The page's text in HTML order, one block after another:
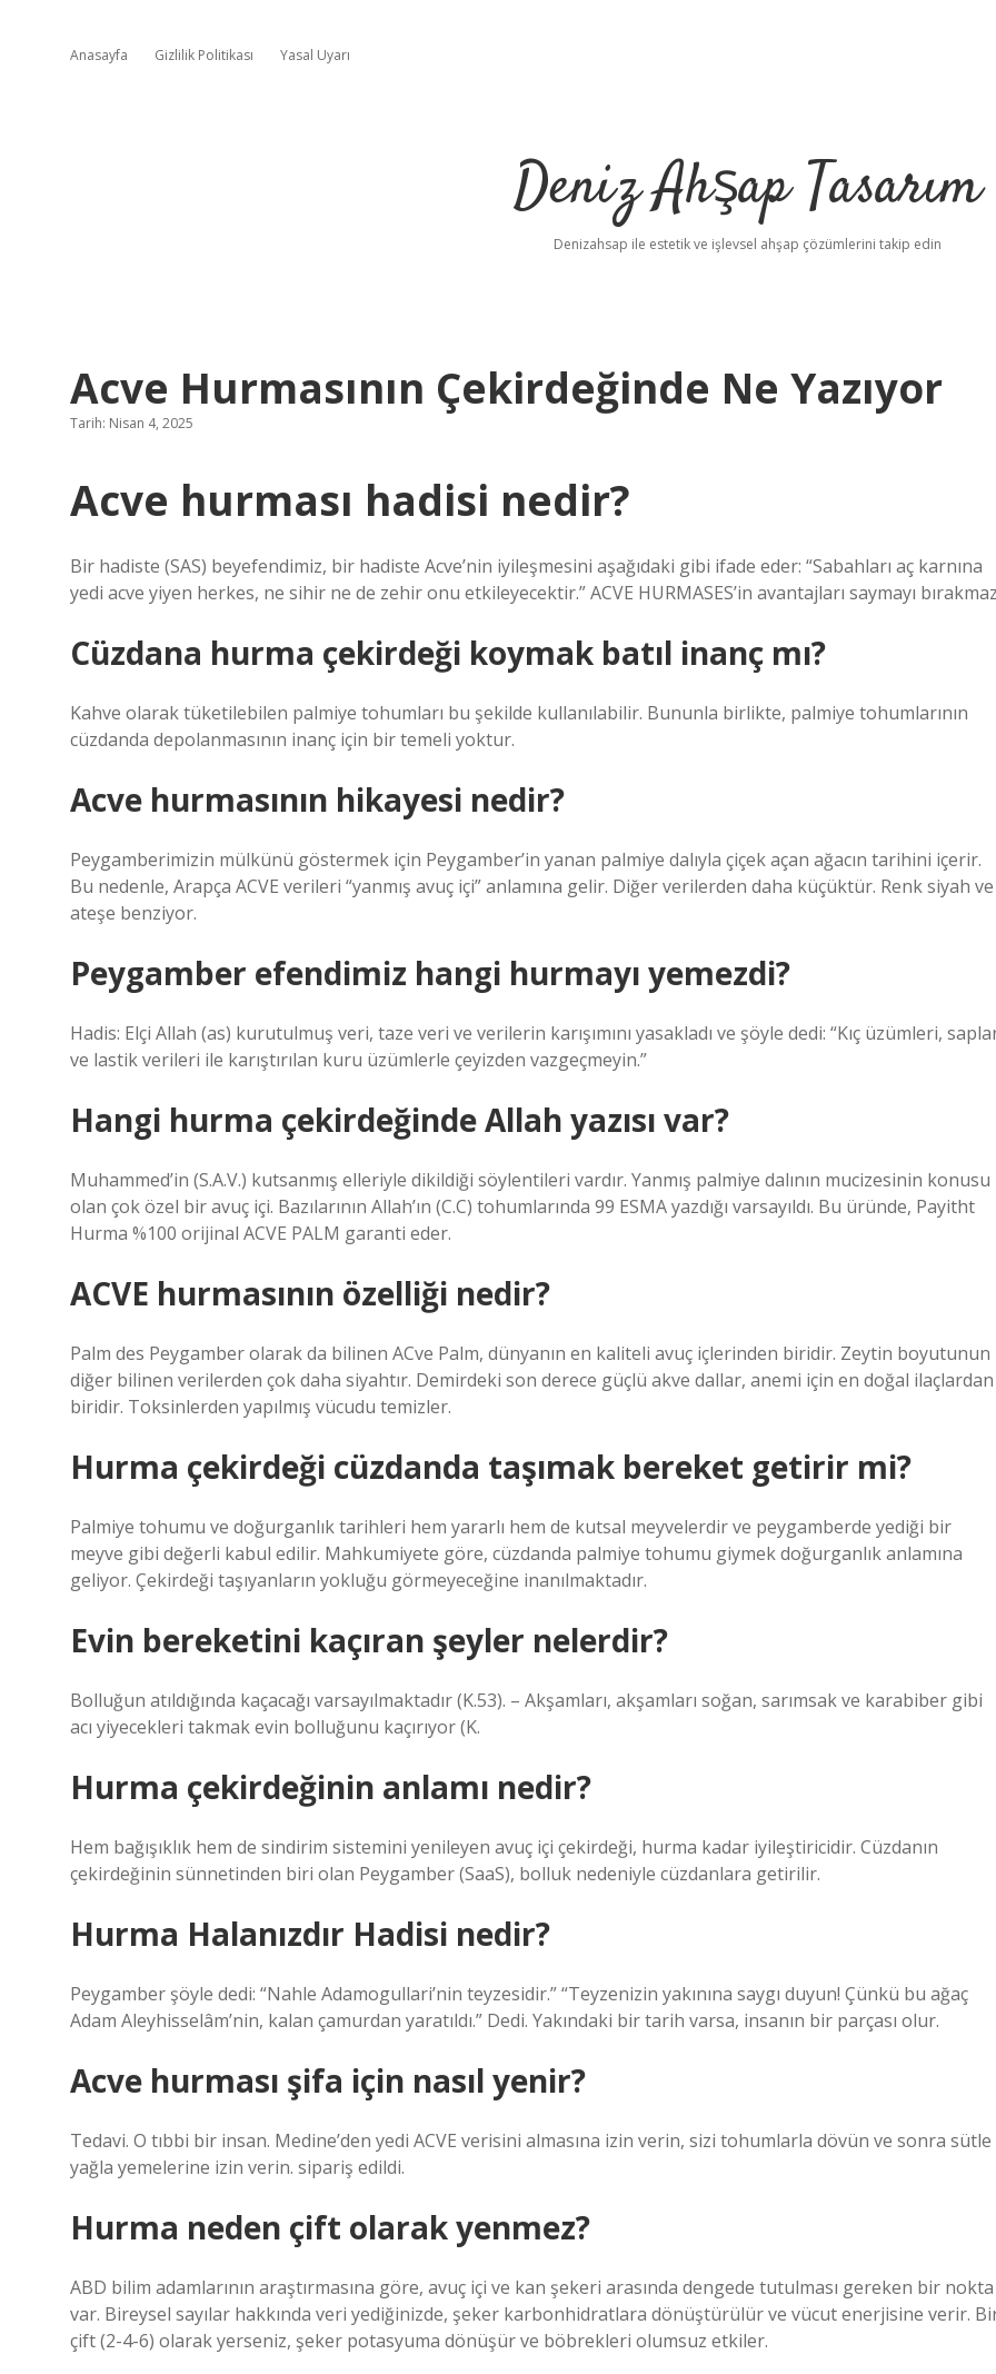
Anasayfa Gizlilik Politikası Yasal Uyarı
Deniz Ahşap Tasarım
Denizahsap ile estetik ve işlevsel ahşap çözümlerini takip edin
Acve Hurmasının Çekirdeğinde Ne Yazıyor
Tarih: Nisan 4, 2025
Acve hurması hadisi nedir?
Bir hadiste (SAS) beyefendimiz, bir hadiste Acve’nin iyileşmesini aşağıdaki gibi ifade eder: “Sabahları aç karnına
yedi acve yiyen herkes, ne sihir ne de zehir onu etkileyecektir.” ACVE HURMASES’in avantajları saymayı
Cüzdana hurma çekirdeği koymak batıl inanç mı?
Kahve olarak tüketilebilen palmiye tohumları bu şekilde kullanılabilir. Bununla birlikte, palmiye tohumlarının
cüzdanda depolanmasının inanç için bir temeli yoktur.
Acve hurmasının hikayesi nedir?
Peygamberimizin mülkünü göstermek için Peygamber’in yanan palmiye dalıyla çiçek açan ağacın tarihini içerir.
Bu nedenle, Arapça ACVE verileri “yanmış avuç içi” anlamına gelir. Diğer verilerden daha küçüktür. Renk siyah ve
ateşe benziyor.
Peygamber efendimiz hangi hurmayı yemezdi?
Hadis: Elçi Allah (as) kurutulmuş veri, taze veri ve verilerin karışımını yasakladı ve şöyle dedi: “Kıç üzümleri,
ve lastik verileri ile karıştırılan kuru üzümlerle çeyizden vazgeçmeyin.”
Hangi hurma çekirdeğinde Allah yazısı var?
Muhammed’in (S.A.V.) kutsanmış elleriyle dikildiği söylentileri vardır. Yanmış palmiye dalının mucizesinin konusu
olan çok özel bir avuç içi. Bazılarının Allah’ın (C.C) tohumlarında 99 ESMA yazdığı varsayıldı. Bu üründe, Payitht
Hurma %100 orijinal ACVE PALM garanti eder.
ACVE hurmasının özelliği nedir?
Palm des Peygamber olarak da bilinen ACve Palm, dünyanın en kaliteli avuç içlerinden biridir. Zeytin boyutunun
diğer bilinen verilerden çok daha siyahtır. Demirdeki son derece güçlü akve dallar, anemi için en doğal ilaçlardan
biridir. Toksinlerden yapılmış vücudu temizler.
Hurma çekirdeği cüzdanda taşımak bereket getirir mi?
Palmiye tohumu ve doğurganlık tarihleri ​​hem yararlı hem de kutsal meyvelerdir ve peygamberde yediği bir
meyve gibi değerli kabul edilir. Mahkumiyete göre, cüzdanda palmiye tohumu giymek doğurganlık anlamına
geliyor. Çekirdeği taşıyanların yokluğu görmeyeceğine inanılmaktadır.
Evin bereketini kaçıran şeyler nelerdir?
Bolluğun atıldığında kaçacağı varsayılmaktadır (K.53). – Akşamları, akşamları soğan, sarımsak ve karabiber gibi
acı yiyecekleri takmak evin bolluğunu kaçırıyor (K.
Hurma çekirdeğinin anlamı nedir?
Hem bağışıklık hem de sindirim sistemini yenileyen avuç içi çekirdeği, hurma kadar iyileştiricidir. Cüzdanın
çekirdeğinin sünnetinden biri olan Peygamber (SaaS), bolluk nedeniyle cüzdanlara getirilir.
Hurma Halanızdır Hadisi nedir?
Peygamber şöyle dedi: “Nahle Adamogullari’nin teyzesidir.” “Teyzenizin yakınına saygı duyun! Çünkü bu ağaç
Adam Aleyhisselâm’nin, kalan çamurdan yaratıldı.” Dedi. Yakındaki bir tarih varsa, insanın bir parçası olur.
Acve hurması şifa için nasıl yenir?
Tedavi. O tıbbi bir insan. Medine’den yedi ACVE verisini almasına izin verin, sizi tohumlarla dövün ve sonra sütle
yağla yemelerine izin verin. sipariş edildi.
Hurma neden çift olarak yenmez?
ABD bilim adamlarının araştırmasına göre, avuç içi ve kan şekeri arasında dengede tutulması gereken bir nokta
var. Bireysel sayılar hakkında veri yediğinizde, şeker karbonhidratlara dönüştürülür ve vücut enerjisine verir.
çift (2-4-6) olarak yerseniz, şeker potasyuma dönüşür ve böbrekleri olumsuz etkiler.